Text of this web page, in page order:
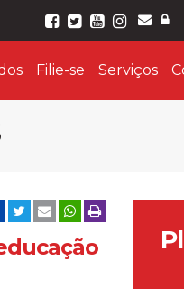
Filie-se Serviços